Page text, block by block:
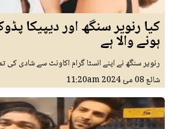
کیا رنویر سنگھ اور دیپیکا
ہونے والا ہے
رنویر سنگھ نے اپنے انسٹا گرام اکاونٹ سے شادی کی
شائع08 مئ 2024 11:20am